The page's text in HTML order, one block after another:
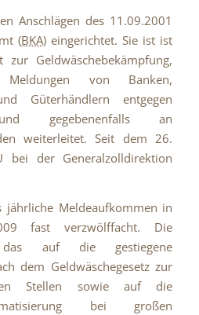
Anschlägen des 11.09.2001
(BKA)eingerichtet. Sie ist ist
zur Geldwäschebekämpfung,
Meldungen von Banken,
Güterhändlern entgegen
gegebenenfalls an
weiterleitet. Seit dem 26.
der Generalzolldirektion
jährliche Meldeaufkommen in
fast verzwölffacht. Die
auf die gestiegene
dem Geldwäschegesetz zur
Stellen sowie auf die
bei großen